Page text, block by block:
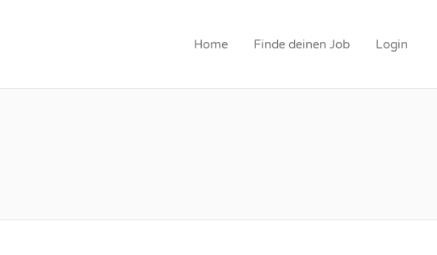
Home Finde deinen Job Login